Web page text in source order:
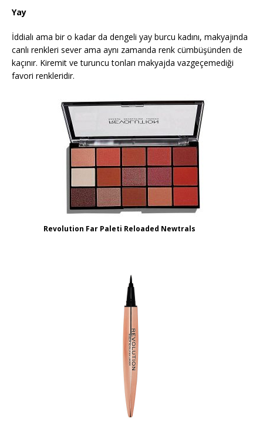
Yay
İddialı ama bir o kadar da dengeli yay burcu kadını, makyajında
canlı renkleri sever ama aynı zamanda renk cümbüşünden de
kaçınır. Kiremit ve turuncu tonları makyajda vazgeçemediği
favori renkleridir.
Revolution Far Paleti Reloaded Newtrals